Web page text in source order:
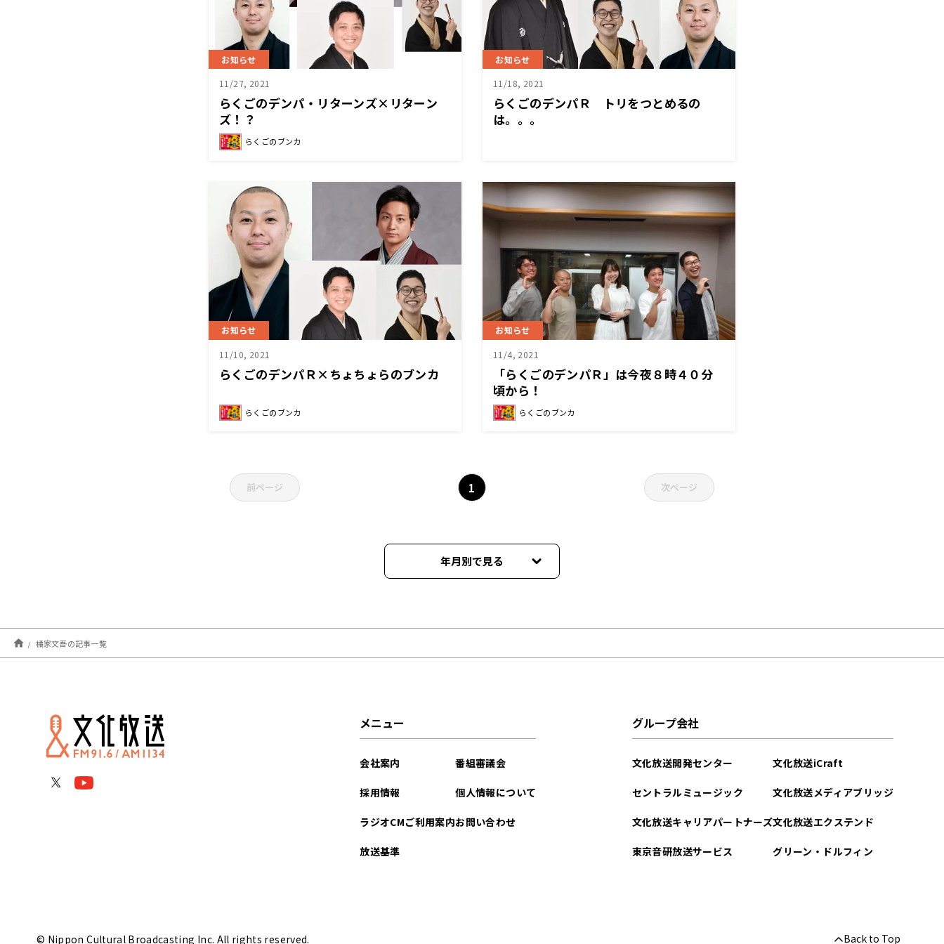
お知らせ
11/27, 2021
らくごのデンパ・リターンズ×リターン
ズ！？
らくごのブンカ
お知らせ
11/18, 2021
らくごのデンパＲ トリをつとめるの
は。。。
お知らせ
11/10, 2021
らくごのデンパＲ×ちょちょらのブンカ
らくごのブンカ
お知らせ
11/4, 2021
「らくごのデンパＲ」は今夜８時４０分
頃から！
らくごのブンカ
前ページ 1 次ページ
年月別で見る
2026年03月
2026年02月
橘家文吾の記事一覧
メニュー
会社案内
採用情報
ラジオCMご利用案内
放送基準
番組審議会
個人情報について
お問い合わせ
グループ会社
文化放送開発センター
セントラルミュージック
文化放送キャリアパートナーズ
東京音研放送サービス
文化放送iCraft
文化放送メディアブリッジ
文化放送エクステンド
グリーン・ドルフィン
© Nippon Cultural Broadcasting Inc. All rights reserved. Back to Top